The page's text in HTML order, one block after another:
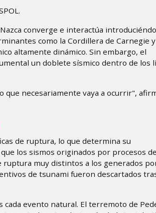
converge e interactúa
como la Cordillera de Carnegie y
altamente dinámico. Sin embargo, el
un doblete sísmico dentro de los
necesariamente vaya a ocurrir",
de ruptura, lo que determina su
los sismos originados por procesos de
muy distintos a los generados
de tsunami fueron descartados
evento natural. El terremoto de